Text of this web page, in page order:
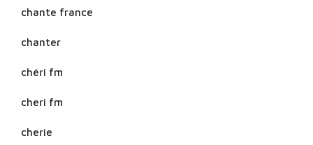
chante france
chanter
chéri fm
cheri fm
cherie